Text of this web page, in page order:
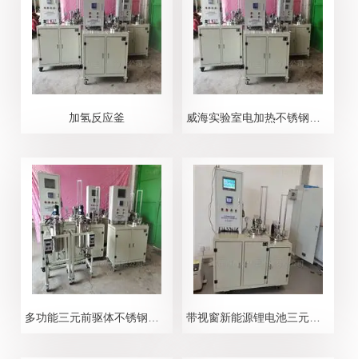
加氢反应釜 威海实验室电加热不锈钢反应釜
多功能三元前驱体不锈钢反应釜 带视窗新能源锂电池三元前驱体反应釜